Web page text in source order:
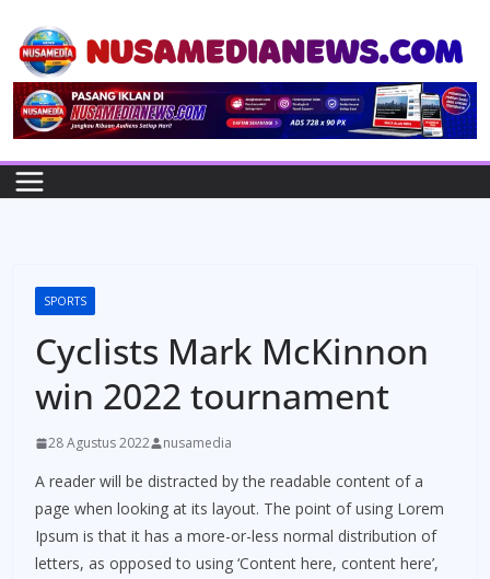
content
SPORTS
Cyclists Mark McKinnon
win 2022 tournament
28 Agustus 2022 nusamedia
A reader will be distracted by the readable content of a
page when looking at its layout. The point of using Lorem
Ipsum is that it has a more-or-less normal distribution of
letters, as opposed to using ‘Content here, content here’,